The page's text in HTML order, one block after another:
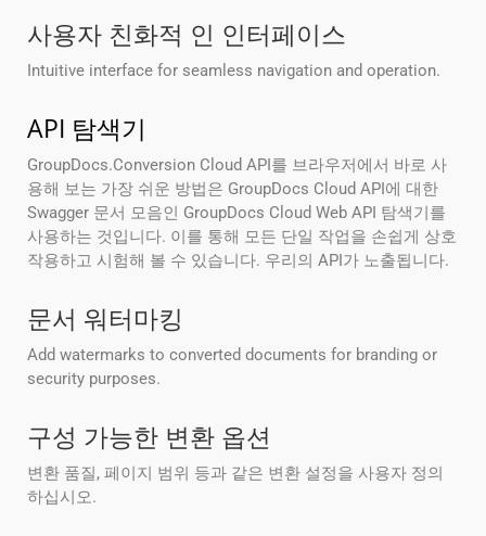
사용자 친화적 인 인터페이스
Intuitive interface for seamless navigation and operation.
API 탐색기
GroupDocs.Conversion Cloud API를 브라우저에서 바로 사
용해 보는 가장 쉬운 방법은 GroupDocs Cloud API에 대한
Swagger 문서 모음인 GroupDocs Cloud Web API 탐색기를
사용하는 것입니다. 이를 통해 모든 단일 작업을 손쉽게 상호
작용하고 시험해 볼 수 있습니다. 우리의 API가 노출됩니다.
문서 워터마킹
Add watermarks to converted documents for branding or
security purposes.
구성 가능한 변환 옵션
변환 품질, 페이지 범위 등과 같은 변환 설정을 사용자 정의
하십시오.